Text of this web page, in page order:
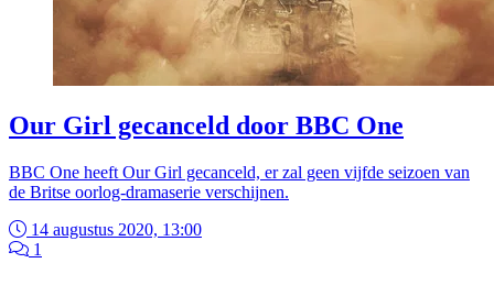
Our Girl gecanceld door BBC One
BBC One heeft Our Girl gecanceld, er zal geen vijfde seizoen van
de Britse oorlog-dramaserie verschijnen.
14 augustus 2020, 13:00
1